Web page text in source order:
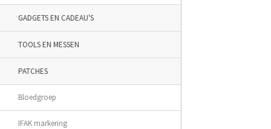
GADGETS EN CADEAU'S
TOOLS EN MESSEN
PATCHES
Bloedgroep
IFAK markering